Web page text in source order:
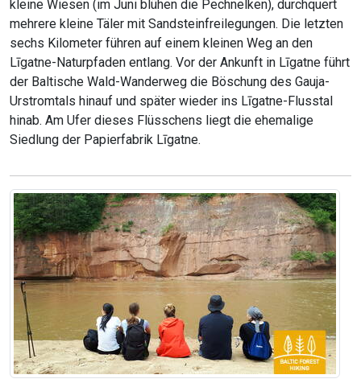
kleine Wiesen (im Juni blühen die Pechnelken), durchquert
mehrere kleine Täler mit Sandsteinfreilegungen. Die letzten
sechs Kilometer führen auf einem kleinen Weg an den
Līgatne-Naturpfaden entlang. Vor der Ankunft in Līgatne führt
der Baltische Wald-Wanderweg die Böschung des Gauja-
Urstromtals hinauf und später wieder ins Līgatne-Flusstal
hinab. Am Ufer dieses Flüsschens liegt die ehemalige
Siedlung der Papierfabrik Līgatne.